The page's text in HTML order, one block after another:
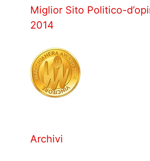
Miglior Sito Politico-
2014
Archivi